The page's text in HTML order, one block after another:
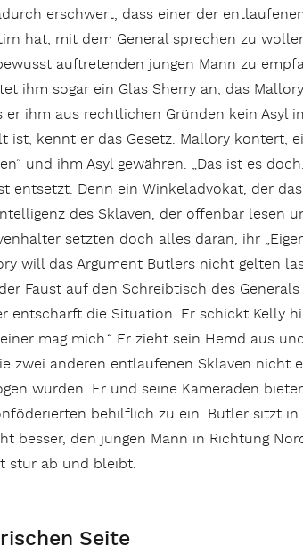
erschwert, dass einer der
hat, mit dem General sprechen zu
auftretenden jungen Mann zu
ihm sogar ein Glas Sherry an, das
ihm aus rechtlichen Gründen kein Asyl
ist, kennt er das Gesetz. Mallory kontert,
und ihm Asyl gewähren. „Das ist es
entsetzt. Denn ein Winkeladvokat, der
des Sklaven, der offenbar lesen
setzten doch alles daran, ihr
will das Argument Butlers nicht gelten
Faust auf den Schreibtisch des
entschärft die Situation. Er schickt Kelly
mag mich.“ Er zieht sein Hemd aus
zwei anderen entlaufenen Sklaven nicht
wurden. Er und seine Kameraden
behilflich zu ein. Butler sitzt
besser, den jungen Mann in Richtung
stur ab und bleibt.
Seite